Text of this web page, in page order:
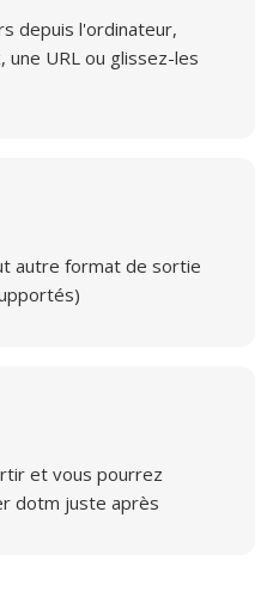
depuis l'ordinateur,
URL ou glissez-les
autre format de sortie
et vous pourrez
dotm juste après